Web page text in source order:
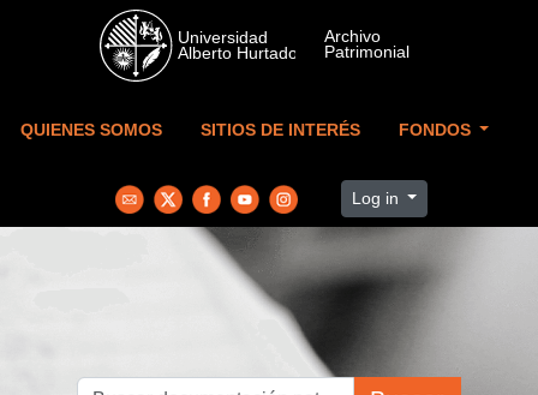
Skip to main content
QUIENES SOMOS SITIOS DE INTERÉS FONDOS
Log in